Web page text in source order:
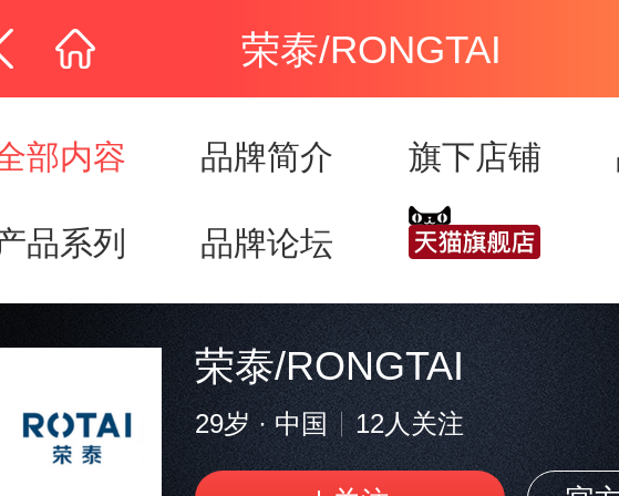
荣泰/RONGTAI
部内容 品牌简介 旗下店铺
品系列 品牌论坛
荣泰/RONGTAI
29岁 · 中国 12人关注